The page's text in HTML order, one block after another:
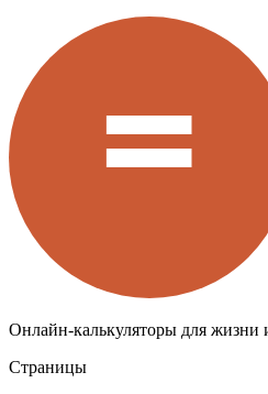
Онлайн-калькуляторы для жизни
Страницы